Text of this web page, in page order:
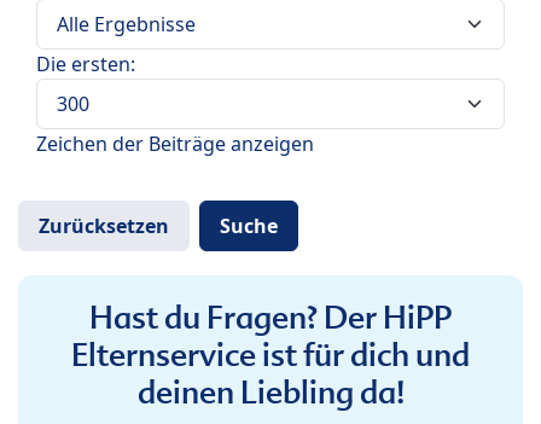
Die ersten:
Zeichen der Beiträge anzeigen
Hast du Fragen? Der HiPP
Elternservice ist für dich und
deinen Liebling da!